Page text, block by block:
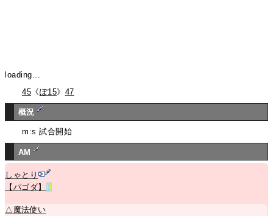
loading...
45 《ぽ15》 47
概況
m:s 試合開始
AM
しゃとり
【パゴダ】
R
△ 魔法使い